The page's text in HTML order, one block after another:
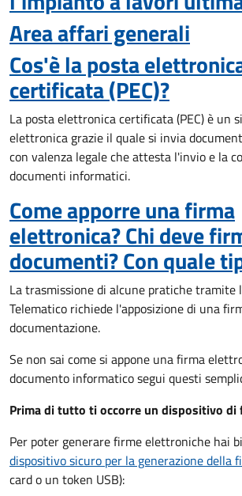
Area affari generali
Cos'è la posta
certificata (PEC)?
La posta elettronica certificata (PEC) è un
elettronica grazie il quale si invia
con valenza legale che attesta l'invio e la
documenti informatici.
Come apporre una firma
elettronica? Chi deve
documenti? Con quale
La trasmissione di alcune pratiche tramite
Telematico richiede l'apposizione di una
documentazione.
Se non sai come si appone una firma
documento informatico segui questi
Prima di tutto ti occorre un dispositivo di
Per poter generare firme elettroniche hai
dispositivo sicuro per la generazione della
card o un token USB):